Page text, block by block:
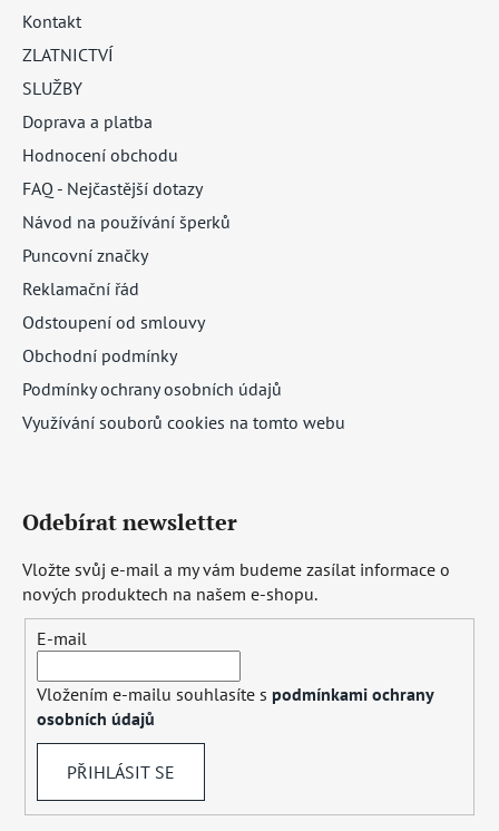
Kontakt
ZLATNICTVÍ
SLUŽBY
Doprava a platba
Hodnocení obchodu
FAQ - Nejčastější dotazy
Návod na používání šperků
Puncovní značky
Reklamační řád
Odstoupení od smlouvy
Obchodní podmínky
Podmínky ochrany osobních údajů
Využívání souborů cookies na tomto webu
Odebírat newsletter
Vložte svůj e-mail a my vám budeme zasílat informace o
nových produktech na našem e-shopu.
E-mail
Vložením e-mailu souhlasíte s podmínkami ochrany
osobních údajů
PŘIHLÁSIT SE